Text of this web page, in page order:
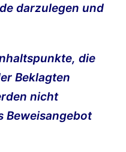
darzulegen und
die
Beklagten
nicht
Beweisangebot